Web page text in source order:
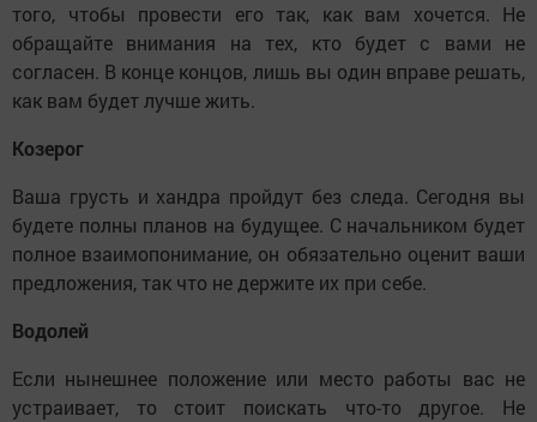
того, чтобы провести его так, как вам хочется. Не
обращайте внимания на тех, кто будет с вами не
согласен. В конце концов, лишь вы один вправе решать,
как вам будет лучше жить.
Козерог
Ваша грусть и хандра пройдут без следа. Сегодня вы
будете полны планов на будущее. С начальником будет
полное взаимопонимание, он обязательно оценит ваши
предложения, так что не держите их при себе.
Водолей
Если нынешнее положение или место работы вас не
устраивает, то стоит поискать что-то другое. Не